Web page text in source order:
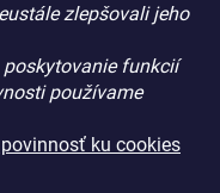
zlepšovali jeho
poskytovanie funkcií
používame
ku cookies
dielov pre vaše
máme pre vás
– Týmto krokom si
produkty.